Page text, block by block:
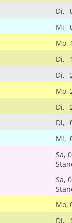
Di,
Mi,
Mo,
Di,
Di,
Mo,
Di,
Di,
Mi,
Sa,
Sa,
Mo,
Di,